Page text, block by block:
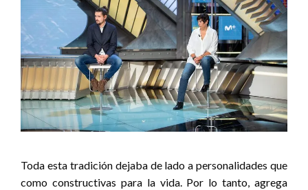
Toda esta tradición dejaba de lado a personalidades que
como constructivas para la vida. Por lo tanto, agrega